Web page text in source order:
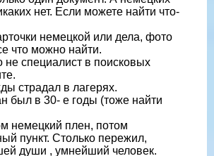
нет. Если можете найти что-
немецкой или дела, фото
что можно найти.
специалист в поисковых
страдал в лагерях.
был в 30- е годы (тоже найти
немецкий плен, потом
пункт. Столько пережил,
души , умнейший человек.